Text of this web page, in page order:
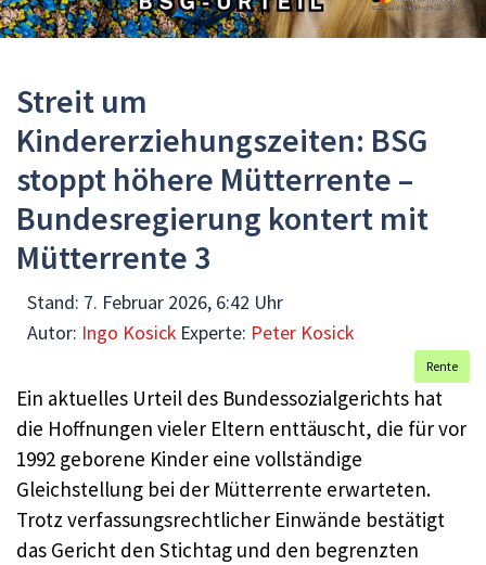
Streit um
Kindererziehungszeiten: BSG
stoppt höhere Mütterrente –
Bundesregierung kontert mit
Mütterrente 3
Stand: 7. Februar 2026, 6:42 Uhr
Autor: Ingo Kosick Experte: Peter Kosick
Rente
Ein aktuelles Urteil des Bundessozialgerichts hat
die Hoffnungen vieler Eltern enttäuscht, die für vor
1992 geborene Kinder eine vollständige
Gleichstellung bei der Mütterrente erwarteten.
Trotz verfassungsrechtlicher Einwände bestätigt
das Gericht den Stichtag und den begrenzten